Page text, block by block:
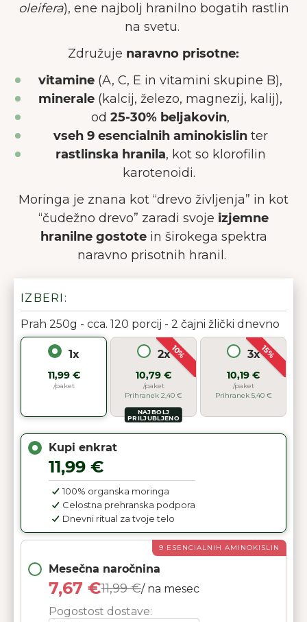
oleifera), ene najbolj hranilno bogatih rastlin
na svetu.
Združuje naravno prisotne:
vitamine (A, C, E in vitamini skupine B),
minerale (kalcij, železo, magnezij, kalij),
od 25-30% beljakovin,
vseh 9 esencialnih aminokislin ter
rastlinska hranila, kot so klorofilin
karotenoidi.
Moringa je znana kot “drevo življenja” in kot
“čudežno drevo” zaradi svoje izjemne
hranilne gostotein širokega spektra
naravno prisotnih hranil.
IZBERI:
Prah 250g - cca. 120 porcij - 2 čajni žlički dnevno
1x
11,99 €
/paket
10%
2x
10,79 €
/paket
Prihranek 2,40 €
NAJBOLJ
PRILJUBLJENO
15%
3x
10,19 €
/paket
Prihranek 5,40 €
9 ESENCIALNIH AMINOKISLIN
Mesečna naročnina
7,67 €11,99 €/ na mesec
Pogostost dostave:
Kupi enkrat
11,99 €
100% organska moringa
Celostna prehranska podpora
Dnevni ritual za tvoje telo